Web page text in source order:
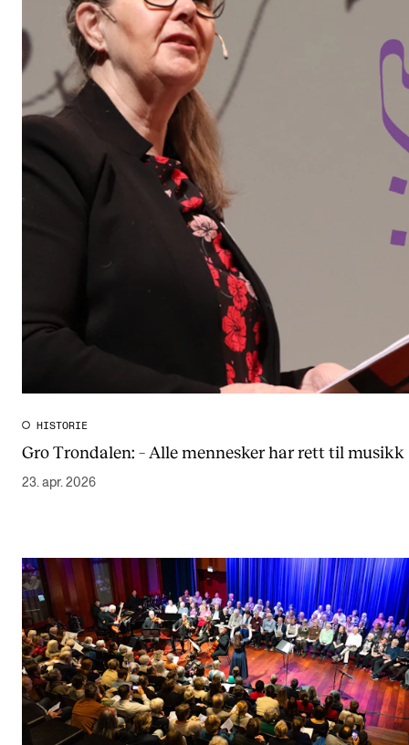
HISTORIE
Gro Trondalen: – Alle mennesker har rett til musikk
23. apr. 2026